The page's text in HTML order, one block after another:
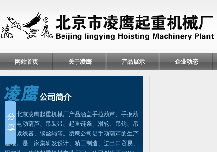
网站首页 关于凌鹰 产品展示 企业动态
北京凌鹰起重机械厂产品涵盖手拉葫芦、手扳葫
芦、电动葫芦、吊装带、起重链条、滑轮、吊钩、吊
具、紧线器、钢丝绳等。凌鹰公司是手动葫芦的生产
基地。是一家集研发设计、精工制造、进出口贸易、